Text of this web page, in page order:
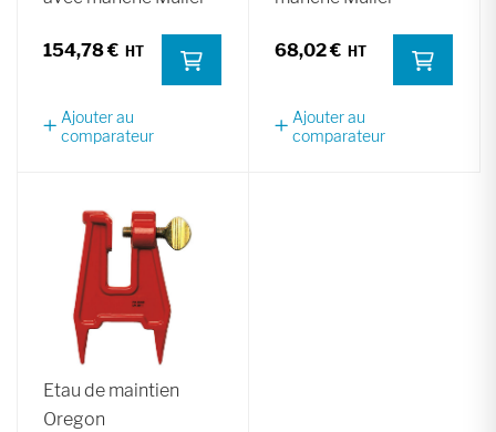
154,78 €
Ajouter au
comparateur
68,02 €
Ajouter au
comparateur
Etau de maintien
Oregon